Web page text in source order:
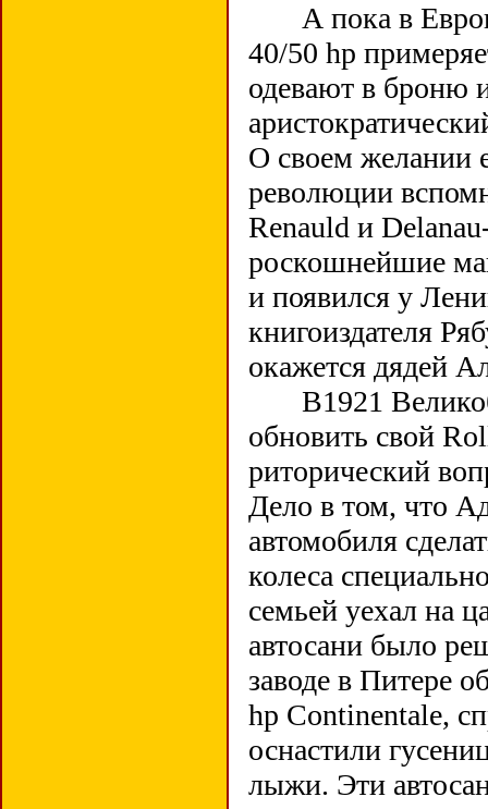
А пока в
40/50 hр
одевают в броню
О своем желании
революции
Renauld и
роскошнейшие
и появился у
книгоиздателя
окажется дядей
В1921
обновить свой
риторический
Дело в том, что
автомобиля
колеса
семьей уехал на
автосани было
заводе в Питере
hр Continentale,
оснастили
лыжи. Эти